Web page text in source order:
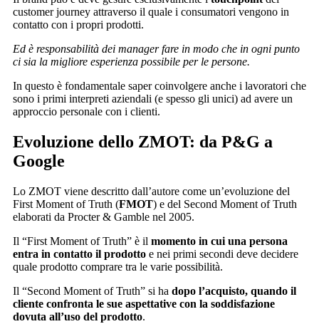
customer journey attraverso il quale i consumatori vengono in
contatto con i propri prodotti.
Ed è responsabilità dei manager fare in modo che in ogni punto
ci sia la migliore esperienza possibile per le persone.
In questo è fondamentale saper coinvolgere anche i lavoratori che
sono i primi interpreti aziendali (e spesso gli unici) ad avere un
approccio personale con i clienti.
Evoluzione dello ZMOT: da P&G a
Google
Lo ZMOT viene descritto dall’autore come un’evoluzione del
First Moment of Truth (FMOT) e del Second Moment of Truth
elaborati da Procter & Gamble nel 2005.
Il “First Moment of Truth” è il momento in cui una persona
entra in contatto il prodotto e nei primi secondi deve decidere
quale prodotto comprare tra le varie possibilità.
Il “Second Moment of Truth” si ha dopo l’acquisto, quando il
cliente confronta le sue aspettative con la soddisfazione
dovuta all’uso del prodotto.